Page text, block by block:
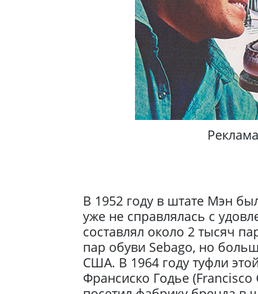
В 1952 году в штате Мэн
уже не справлялась с
составлял около 2 тысяч
пар обуви Sebago, но
США. В 1964 году туфли
Франсиско Годье